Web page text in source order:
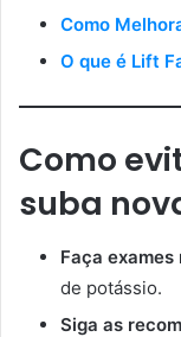
Como
O que é Lift
Como
suba
Faça
de potássio.
Siga as